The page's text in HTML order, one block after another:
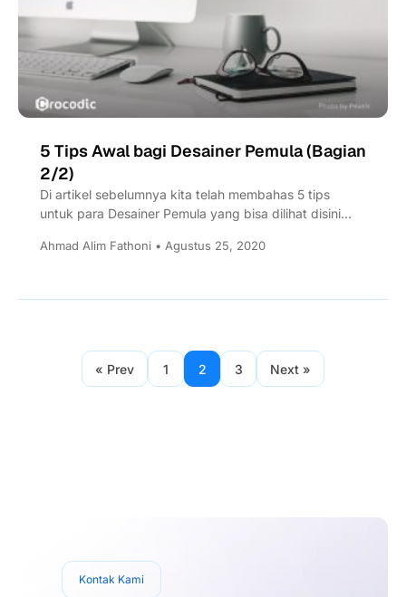
5 Tips Awal bagi Desainer Pemula (Bagian
2/2)
Di artikel sebelumnya kita telah membahas 5 tips
untuk para Desainer Pemula yang bisa dilihat disini
Ahmad Alim Fathoni • Agustus 25, 2020
« Prev 1 2 3 Next »
Kontak Kami